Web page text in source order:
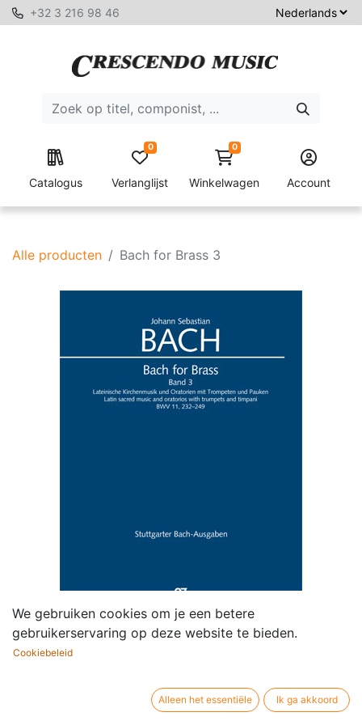
+32 3 216 98 46
Catalogus Verlanglijst
0 0
Winkelwagen Account
Alle producten Bach for Brass 3
Johann Sebastian Bach
We gebruiken cookies om je een betere
gebruikerservaring op deze website te bieden.
Cookiebeleid
Alleen het essentiële Ik ga akkoord